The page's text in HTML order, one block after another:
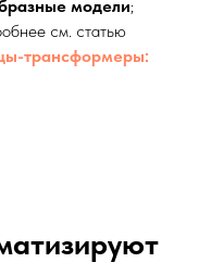
модели;
см. статью
трансформеры: